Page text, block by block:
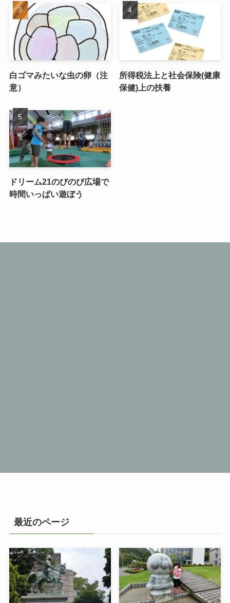
白ゴマみたいな虫の卵（注
意）
所得税法上と社会保険(健康
保健)上の扶養
ドリーム21のびのび広場で
時間いっぱい遊ぼう
最近のページ